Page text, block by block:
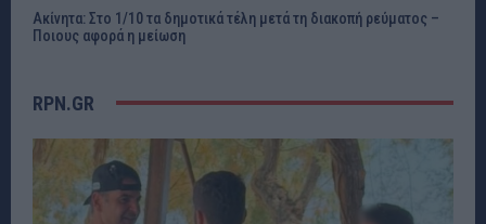
Ακίνητα: Στο 1/10 τα δημοτικά τέλη μετά τη διακοπή ρεύματος –
Ποιους αφορά η μείωση
RPN.GR